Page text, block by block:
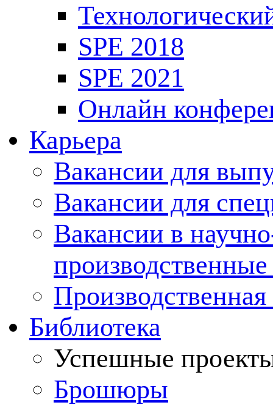
SPE 2018
SPE 2021
Онлайн
Карьера
Вакансии для
Вакансии для
Вакансии в
Производственная
Библиотека
Успешные
Брошюры